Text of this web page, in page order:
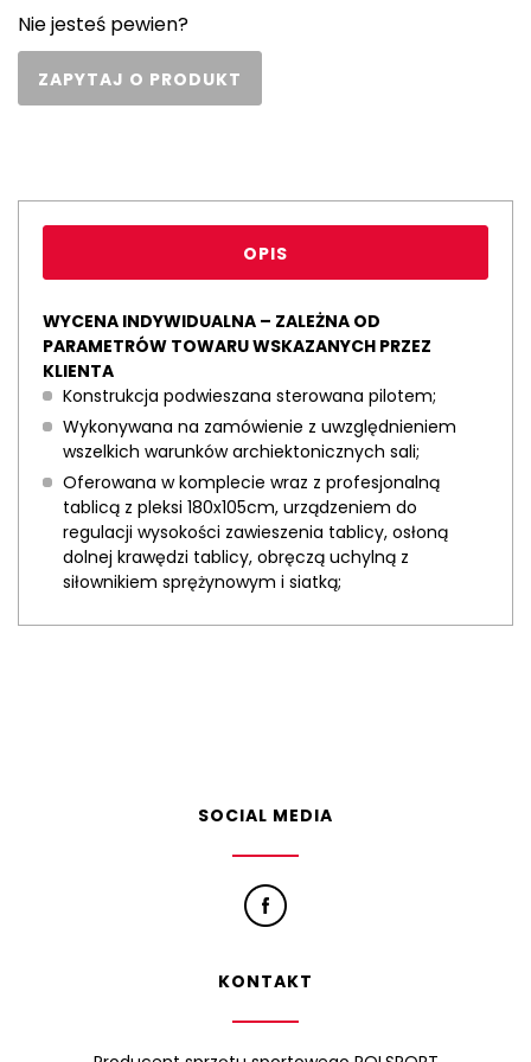
Nie jesteś pewien?
ZAPYTAJ O PRODUKT
OPIS
WYCENA INDYWIDUALNA – ZALEŻNA OD
PARAMETRÓW TOWARU WSKAZANYCH PRZEZ
KLIENTA
Konstrukcja podwieszana sterowana pilotem;
Wykonywana na zamówienie z uwzględnieniem
wszelkich warunków archiektonicznych sali;
Oferowana w komplecie wraz z profesjonalną
tablicą z pleksi 180x105cm, urządzeniem do
regulacji wysokości zawieszenia tablicy, osłoną
dolnej krawędzi tablicy, obręczą uchylną z
siłownikiem sprężynowym i siatką;
SOCIAL MEDIA
KONTAKT